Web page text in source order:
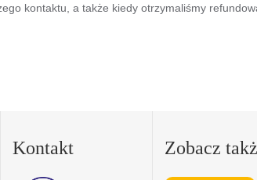
kontaktu, a także kiedy otrzymaliśmy
Kontakt Zobacz